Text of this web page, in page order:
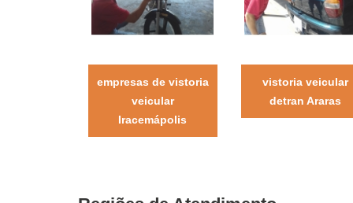
empresas de vistoria
veicular
Iracemápolis
vistoria veicular
detran Araras